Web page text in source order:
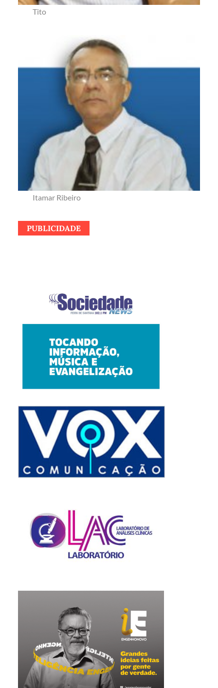
Tito
Itamar Ribeiro
PUBLICIDADE